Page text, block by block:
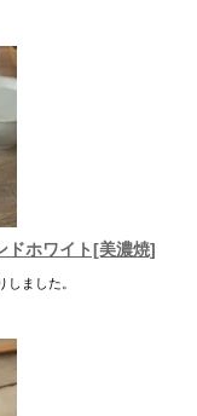
ドホワイト[美濃焼]
ました。